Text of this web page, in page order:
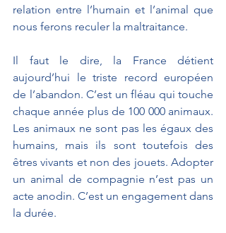
relation entre l’humain et l’animal que
nous ferons reculer la maltraitance.
Il faut le dire, la France détient
aujourd’hui le triste record européen
de l’abandon. C’est un fléau qui touche
chaque année plus de 100 000 animaux.
Les animaux ne sont pas les égaux des
humains, mais ils sont toutefois des
êtres vivants et non des jouets. Adopter
un animal de compagnie n’est pas un
acte anodin. C’est un engagement dans
la durée.